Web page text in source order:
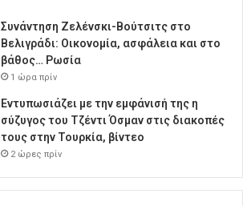
Συνάντηση Ζελένσκι-Βούτσιτς στο
Βελιγράδι: Οικονομία, ασφάλεια και στο
βάθος… Ρωσία
1 ώρα πρίν
Εντυπωσιάζει με την εμφάνισή της η
σύζυγος του Τζέντι Όσμαν στις διακοπές
τους στην Τουρκία, βίντεο
2 ώρες πρίν